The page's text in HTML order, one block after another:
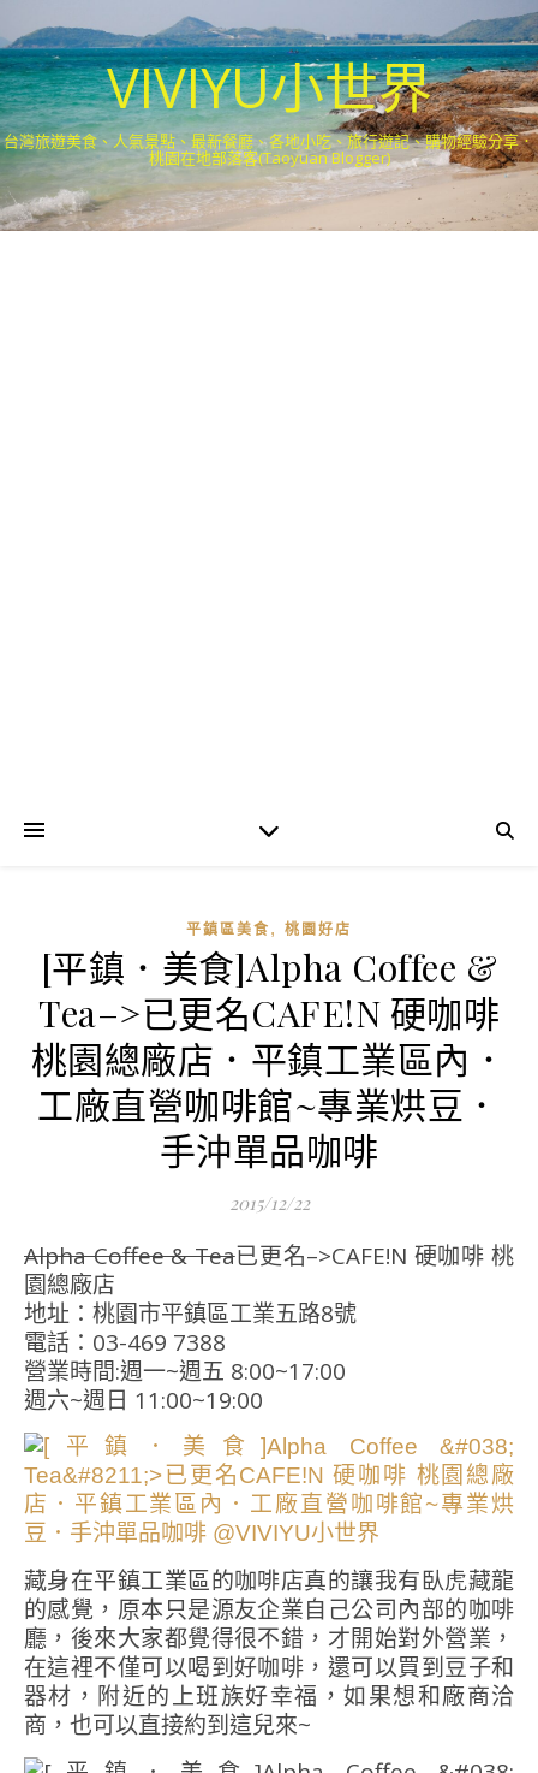
VIVIYU小世界
台灣旅遊美食、人氣景點、最新餐廳、各地小吃、旅行遊記、購物經驗分享．
桃園在地部落客(Taoyuan Blogger)
平鎮區美食 , 桃園好店
[平鎮．美食]Alpha Coffee &
Tea–>已更名CAFE!N 硬咖啡
桃園總廠店．平鎮工業區內．
工廠直營咖啡館~專業烘豆．
手沖單品咖啡
2015/12/22
Alpha Coffee & Tea已更名–>CAFE!N 硬咖啡 桃
園總廠店
地址：桃園市平鎮區工業五路8號
電話：03-469 7388
營業時間:週一~週五 8:00~17:00
週六~週日 11:00~19:00
藏身在平鎮工業區的咖啡店真的讓我有臥虎藏龍
的感覺，原本只是源友企業自己公司內部的咖啡
廳，後來大家都覺得很不錯，才開始對外營業，
在這裡不僅可以喝到好咖啡，還可以買到豆子和
器材，附近的上班族好幸福，如果想和廠商洽
商，也可以直接約到這兒來~